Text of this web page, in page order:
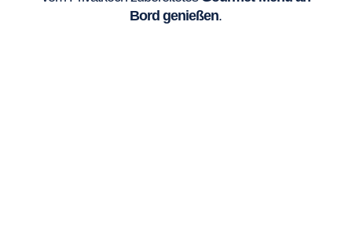
Bord genießen.